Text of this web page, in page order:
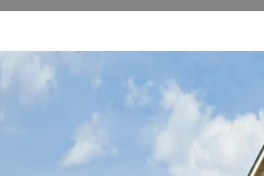
Y
Ú
I
S
O
O